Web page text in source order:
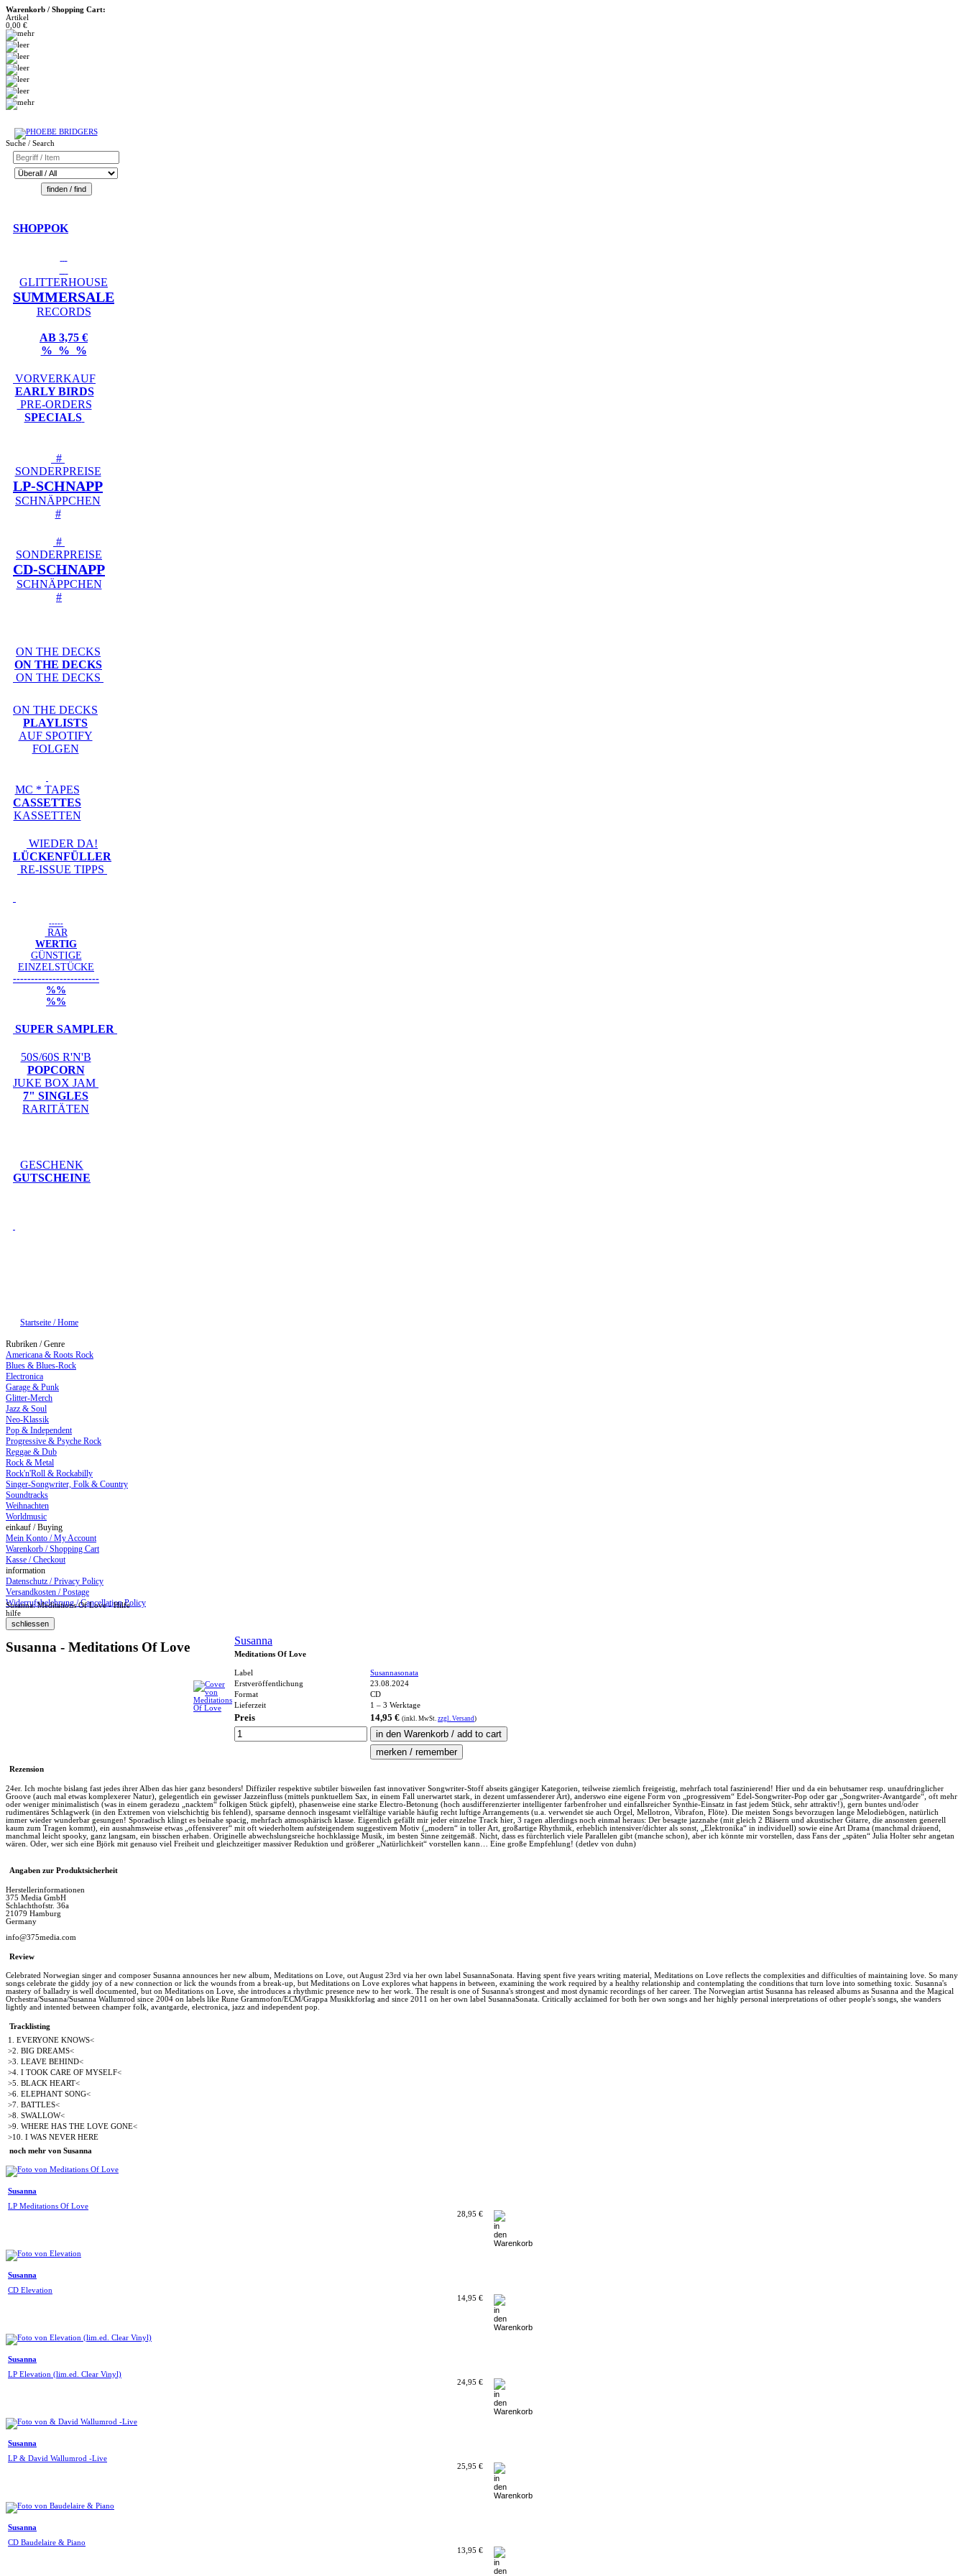
Warenkorb / Shopping Cart:
Artikel
0,00 €
Suche / Search
SHOPPOK
GLITTERHOUSE
SUMMERSALE
RECORDS
AB 3,75 €
% % %
VORVERKAUF
EARLY BIRDS
PRE-ORDERS
SPECIALS
#
SONDERPREISE
LP-SCHNAPP
SCHNÄPPCHEN
#
#
SONDERPREISE
CD-SCHNAPP
SCHNÄPPCHEN
#
ON THE DECKS
ON THE DECKS
ON THE DECKS
ON THE DECKS
PLAYLISTS
AUF SPOTIFY
FOLGEN
MC * TAPES
CASSETTES
KASSETTEN
WIEDER DA!
LÜCKENFÜLLER
RE-ISSUE TIPPS
-----
RAR
WERTIG
GÜNSTIGE
EINZELSTÜCKE
------------------------
%%
%%
SUPER SAMPLER
50S/60S R'N'B
POPCORN
JUKE BOX JAM
7" SINGLES
RARITÄTEN
GESCHENK
GUTSCHEINE
Startseite / Home
Rubriken / Genre
Americana & Roots Rock
Blues & Blues-Rock
Electronica
Garage & Punk
Glitter-Merch
Jazz & Soul
Neo-Klassik
Pop & Independent
Progressive & Psyche Rock
Reggae & Dub
Rock & Metal
Rock'n'Roll & Rockabilly
Singer-Songwriter, Folk & Country
Soundtracks
Weihnachten
Worldmusic
einkauf / Buying
Mein Konto / My Account
Warenkorb / Shopping Cart
Kasse / Checkout
information
Datenschutz / Privacy Policy
Versandkosten / Postage
Widerrufsbelehrung / Cancellation Policy
Susanna: Meditations Of Love - Hilfe
hilfe
Susanna - Meditations Of Love Susanna
Meditations Of Love
Label
Susannasonata
Erstveröffentlichung
23.08.2024
Format
CD
Lieferzeit
1 – 3 Werktage
Preis 14,95 € (inkl. MwSt. zzgl. Versand)
Rezension
24er. Ich mochte bislang fast jedes ihrer Alben das hier ganz besonders! Diffiziler respektive subtiler bisweilen fast innovativer Songwriter-Stoff abseits gängiger Kategorien, teilweise ziemlich freigeistig, mehrfach total faszinierend! Hier und da ein behutsamer resp. unaufdringlicher
Groove (auch mal etwas komplexerer Natur), gelegentlich ein gewisser Jazzeinfluss (mittels punktuellem Sax, in einem Fall unerwartet stark, in dezent umfassenderer Art), anderswo eine eigene Form von „progressivem“ Edel-Songwriter-Pop oder gar „Songwriter-Avantgarde“, oft mehr
oder weniger minimalistisch (was in einem geradezu „nacktem“ folkigen Stück gipfelt), phasenweise eine starke Electro-Betonung (hoch ausdifferenzierter intelligenter farbenfroher und einfallsreicher Synthie-Einsatz in fast jedem Stück, sehr attraktiv!), gern buntes und/oder
rudimentäres Schlagwerk (in den Extremen von vielschichtig bis fehlend), sparsame dennoch insgesamt vielfältige variable häufig recht luftige Arrangements (u.a. verwendet sie auch Orgel, Mellotron, Vibrafon, Flöte). Die meisten Songs bevorzugen lange Melodiebögen, natürlich
immer wieder wunderbar gesungen! Sporadisch klingt es beinahe spacig, mehrfach atmosphärisch klasse. Eigentlich gefällt mir jeder einzelne Track hier, 3 ragen allerdings noch einmal heraus: Der besagte jazznahe (mit gleich 2 Bläsern und akustischer Gitarre, die ansonsten generell
kaum zum Tragen kommt), ein ausnahmsweise etwas „offensiverer“ mit oft wiederholtem aufsteigendem suggestivem Motiv („modern“ in toller Art, großartige Rhythmik, erheblich intensiver/dichter als sonst, „Elektronika“ in individuell) sowie eine Art Drama (manchmal dräuend,
manchmal leicht spooky, ganz langsam, ein bisschen erhaben. Originelle abwechslungsreiche hochklassige Musik, im besten Sinne zeitgemäß. Nicht, dass es fürchterlich viele Parallelen gibt (manche schon), aber ich könnte mir vorstellen, dass Fans der „späten“ Julia Holter sehr angetan
wären. Oder, wer sich eine Björk mit genauso viel Freiheit und gleichzeitiger massiver Reduktion und größerer „Natürlichkeit“ vorstellen kann… Eine große Empfehlung! (detlev von duhn)
Angaben zur Produktsicherheit
Herstellerinformationen
375 Media GmbH
Schlachthofstr. 36a
21079 Hamburg
Germany
info@375media.com
Review
Celebrated Norwegian singer and composer Susanna announces her new album, Meditations on Love, out August 23rd via her own label SusannaSonata. Having spent five years writing material, Meditations on Love reflects the complexities and difficulties of maintaining love. So many
songs celebrate the giddy joy of a new connection or lick the wounds from a break-up, but Meditations on Love explores what happens in between, examining the work required by a healthy relationship and contemplating the conditions that turn love into something toxic. Susanna's
mastery of balladry is well documented, but on Meditations on Love, she introduces a rhythmic presence new to her work. The result is one of Susanna's strongest and most dynamic recordings of her career. The Norwegian artist Susanna has released albums as Susanna and the Magical
Orchestra/Susanna/Susanna Wallumrod since 2004 on labels like Rune Grammofon/ECM/Grappa Musikkforlag and since 2011 on her own label SusannaSonata. Critically acclaimed for both her own songs and her highly personal interpretations of other people's songs, she wanders
lightly and intented between champer folk, avantgarde, electronica, jazz and independent pop.
Tracklisting
1. EVERYONE KNOWS<
>2. BIG DREAMS<
>3. LEAVE BEHIND<
>4. I TOOK CARE OF MYSELF<
>5. BLACK HEART<
>6. ELEPHANT SONG<
>7. BATTLES<
>8. SWALLOW<
>9. WHERE HAS THE LOVE GONE<
>10. I WAS NEVER HERE
noch mehr von Susanna
Susanna
LP Meditations Of Love
28,95 €
Susanna
CD Elevation
14,95 €
Susanna
LP Elevation (lim.ed. Clear Vinyl)
24,95 €
Susanna
LP & David Wallumrod -Live
25,95 €
Susanna
CD Baudelaire & Piano
13,95 €